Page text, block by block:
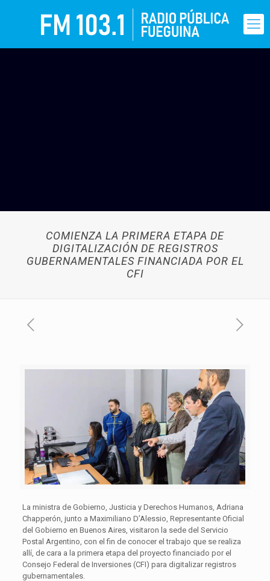
COMIENZA LA PRIMERA ETAPA DE
DIGITALIZACIÓN DE REGISTROS
GUBERNAMENTALES FINANCIADA POR EL
CFI
La ministra de Gobierno, Justicia y Derechos Humanos, Adriana
Chapperón, junto a Maximiliano D’Alessio, Representante Oficial
del Gobierno en Buenos Aires, visitaron la sede del Servicio
Postal Argentino, con el fin de conocer el trabajo que se realiza
allí, de cara a la primera etapa del proyecto financiado por el
Consejo Federal de Inversiones (CFI) para digitalizar registros
gubernamentales.